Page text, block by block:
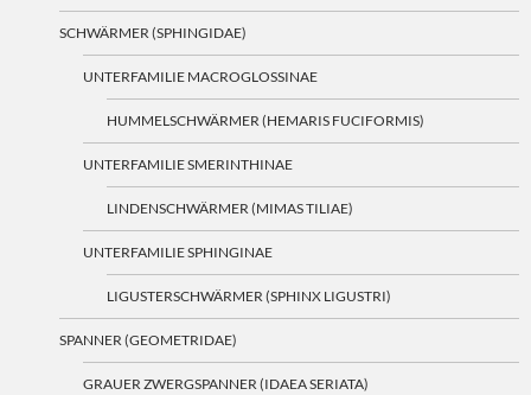
SCHWÄRMER (SPHINGIDAE)
UNTERFAMILIE MACROGLOSSINAE
HUMMELSCHWÄRMER (HEMARIS FUCIFORMIS)
UNTERFAMILIE SMERINTHINAE
LINDENSCHWÄRMER (MIMAS TILIAE)
UNTERFAMILIE SPHINGINAE
LIGUSTERSCHWÄRMER (SPHINX LIGUSTRI)
SPANNER (GEOMETRIDAE)
GRAUER ZWERGSPANNER (IDAEA SERIATA)